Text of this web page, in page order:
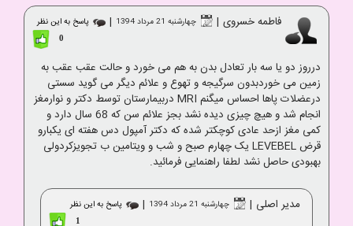
فاطمه خسروی | چهارشنبه 21 مرداد 1394 | پاسخ به این نظر
0
درروز دو یا سه بار تعادل بدن به هم می خورد و حالت عقب عقب به
زمین می خوردبدون سرگیجه و تهوع و علائم دیگر می گوید سستی
درعضلات پاها احساس میگنم MRI دربیمارستان توسط دکتر و نوارمغز
انجام شد و هیچ چیزی دیده نشد بجز علائم سن که 68 سال دارد و
کمی مغز ازحد عادی کوچکتر شده که دکتر آمپول دس هفته ای یکبارو
قرض LEVEBEL یک چهارم صبح و شب و ویتامین ب تجویزکردولی
بهبودی حاصل نشد لطفا راهنمایی فرمائید.
مدیر اصلی | چهارشنبه 21 مرداد 1394 | پاسخ به این نظر
1